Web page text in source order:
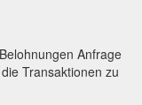
Anfrage
Transaktionen zu